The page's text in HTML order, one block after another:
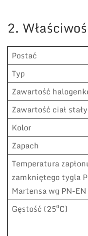
2.
Postać
Typ
Zawartość
Zawartość ciał
Kolor
Zapach
Temperatura
zamkniętego tygla
Martensa wg PN-
Gęstość (25⁰C)